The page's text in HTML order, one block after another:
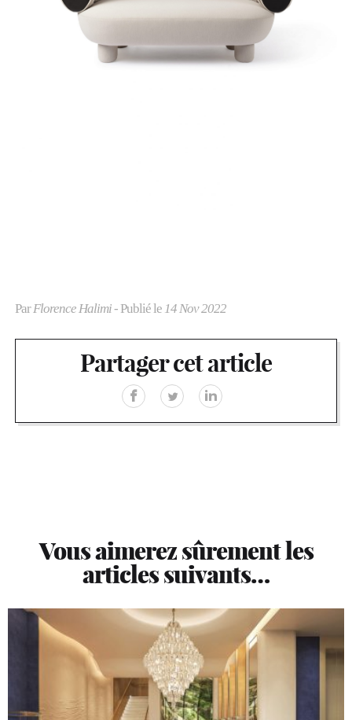
ParFlorence Halimi- Publié le 14 Nov 2022
Partager cet article
Vous aimerez sûrement les
articles suivants…